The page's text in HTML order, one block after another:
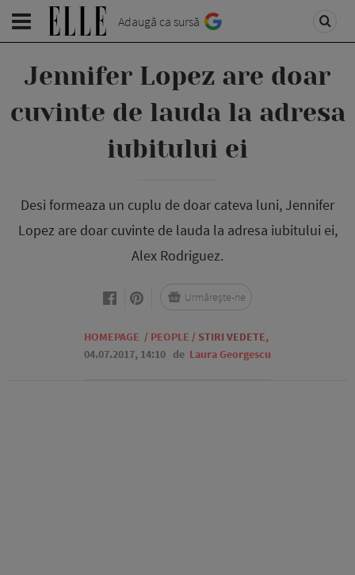
Adaugă ca sursă
Jennifer Lopez are doar
cuvinte de lauda la adresa
iubitului ei
Desi formeaza un cuplu de doar cateva luni, Jennifer
Lopez are doar cuvinte de lauda la adresa iubitului ei,
Alex Rodriguez.
HOMEPAGE / PEOPLE / STIRI VEDETE,
04.07.2017, 14:10 de Laura Georgescu
Urmărește-ne